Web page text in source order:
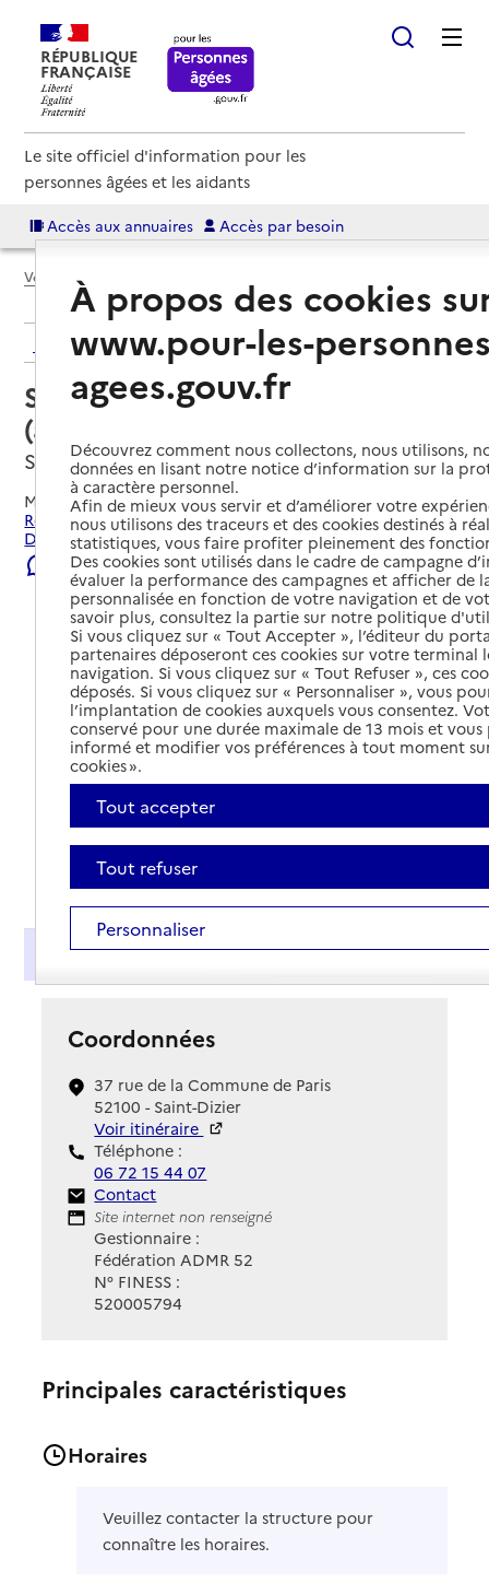
RÉPUBLIQUE
FRANÇAISE
Le site officiel d'information pour les
personnes âgées et les aidants
Accès aux annuaires Accès par besoin
Voir le fil d’Ariane
Retour aux résultats de l'annuaire
Service autonomie à domicile
(aide) – ADMR
Saint-Dizier, HAUTE-MARNE
Mis à jour le29/07/2026
Rechercher les établissements et services autour de Saint-
Dizier.
Signaler une erreur
Présentation
Coordonnées
37 rue de la Commune de Paris
52100 - Saint-Dizier
Voir itinéraire
Téléphone :
06 72 15 44 07
Contact
Contact
Site Internet
Site internet non renseigné
Gestionnaire :
Fédération ADMR 52
N° FINESS :
520005794
Principales caractéristiques
Horaires
Veuillez contacter la structure pour
connaître les horaires.
À propos des cookies
www.pour-les-
agees.gouv.fr
Découvrez comment nous collectons, nous utilisons,
données en lisant notre notice d’information sur la
à caractère personnel.
Afin de mieux vous servir et d’améliorer votre
nous utilisons des traceurs et des cookies destinés à
statistiques, vous faire profiter pleinement des
Des cookies sont utilisés dans le cadre de campagne
évaluer la performance des campagnes et afficher de
personnalisée en fonction de votre navigation et de
savoir plus, consultez la partie sur notre politique
Si vous cliquez sur « Tout Accepter », l’éditeur du
partenaires déposeront ces cookies sur votre terminal
navigation. Si vous cliquez sur « Tout Refuser », ces
déposés. Si vous cliquez sur « Personnaliser », vous
l’implantation de cookies auxquels vous consentez.
conservé pour une durée maximale de 13 mois et
informé et modifier vos préférences à tout moment
cookies ».
Tout accepter
Tout refuser
Personnaliser